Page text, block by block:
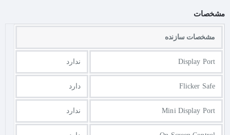
مشخصات
مشخصات سازنده
Display Port ندارد
Flicker Safe دارد
Mini Display Port ندارد